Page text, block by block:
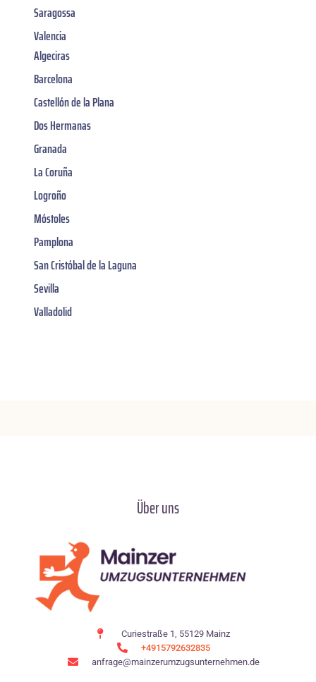
Saragossa
Valencia
Algeciras
Barcelona
Castellón de la Plana
Dos Hermanas
Granada
La Coruña
Logroño
Móstoles
Pamplona
San Cristóbal de la Laguna
Sevilla
Valladolid
Über uns
Curiestraße 1, 55129 Mainz
+4915792632835
anfrage@mainzerumzugsunternehmen.de